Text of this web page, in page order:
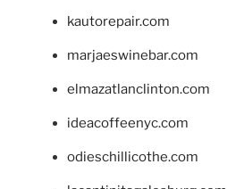
kautorepair.com
marjaeswinebar.com
elmazatlanclinton.com
ideacoffeenyc.com
odieschillicothe.com